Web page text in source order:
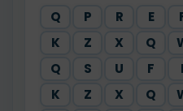
Q P R E
K
Z X Q
Q
S U F I
K
Z X Q